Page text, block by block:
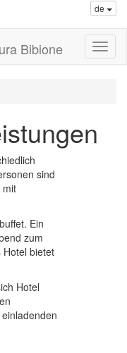
de
sind
mit
Ein
zum
Hotel bietet
Hotel